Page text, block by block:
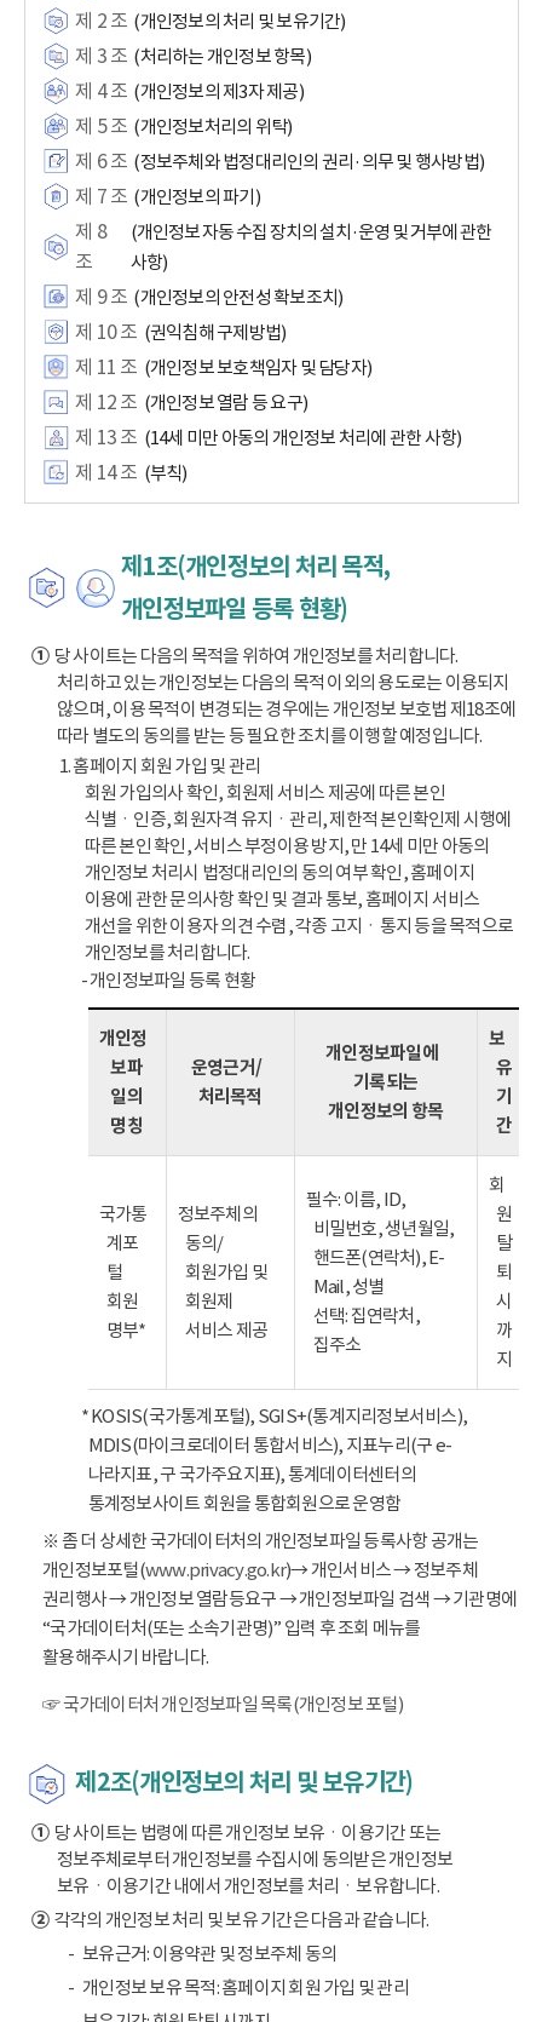
제 2 조 (개인정보의 처리 및 보유기간)
제 3 조 (처리하는 개인정보 항목)
제 4 조 (개인정보의 제3자 제공)
제 5 조 (개인정보처리의 위탁)
제 6 조 (정보주체와 법정대리인의 권리·의무 및 행사방법)
제 7 조 (개인정보의 파기)
제 8
조
(개인정보 자동 수집 장치의 설치·운영 및 거부에 관한
사항)
제 9 조 (개인정보의 안전성 확보조치)
제 10 조 (권익침해 구제방법)
제 11 조 (개인정보 보호책임자 및 담당자)
제 12 조 (개인정보 열람 등 요구)
제 13 조 (14세 미만 아동의 개인정보 처리에 관한 사항)
제 14 조 (부칙)
제1조(개인정보의 처리 목적,
개인정보파일 등록 현황)
①당 사이트는 다음의 목적을 위하여 개인정보를 처리합니다.
처리하고 있는 개인정보는 다음의 목적 이외의 용도로는 이용되지
않으며, 이용 목적이 변경되는 경우에는 개인정보 보호법 제18조에
따라 별도의 동의를 받는 등 필요한 조치를 이행할 예정입니다.
1. 홈페이지 회원 가입 및 관리
회원 가입의사 확인, 회원제 서비스 제공에 따른 본인
식별ㆍ인증, 회원자격 유지ㆍ관리, 제한적 본인확인제 시행에
따른 본인 확인, 서비스 부정이용 방지, 만 14세 미만 아동의
개인정보 처리시 법정대리인의 동의 여부 확인, 홈페이지
이용에 관한 문의사항 확인 및 결과 통보, 홈페이지 서비스
개선을 위한 이용자 의견 수렴, 각종 고지ㆍ통지 등을 목적으로
개인정보를 처리합니다.
- 개인정보파일 등록 현황
개인정
보파
일의
명칭
운영근거/
처리목적
개인정보파일에
기록되는
개인정보의 항목
보
유
기
간
국가통
계포
털
회원
명부*
정보주체의
동의/
회원가입 및
회원제
서비스 제공
필수: 이름, ID,
비밀번호, 생년월일,
핸드폰(연락처), E-
Mail, 성별
선택: 집연락처,
집주소
회
원
탈
퇴
시
까
지
* KOSIS(국가통계포털), SGIS+(통계지리정보서비스),
MDIS(마이크로데이터 통합서비스), 지표누리(구 e-
나라지표, 구 국가주요지표), 통계데이터센터의
통계정보사이트 회원을 통합회원으로 운영함
※ 좀 더 상세한 국가데이터처의 개인정보파일 등록사항 공개는
개인정보포털(www.privacy.go.kr)→ 개인서비스 → 정보주체
권리행사 → 개인정보 열람등요구 → 개인정보파일 검색 → 기관명에
“국가데이터처(또는 소속기관명)” 입력 후 조회 메뉴를
활용해주시기 바랍니다.
☞ 국가데이터처 개인정보파일 목록(개인정보 포털)
제2조(개인정보의 처리 및 보유기간)
①당 사이트는 법령에 따른 개인정보 보유ㆍ이용기간 또는
정보주체로부터 개인정보를 수집시에 동의받은 개인정보
보유ㆍ이용기간 내에서 개인정보를 처리ㆍ보유합니다.
②각각의 개인정보 처리 및 보유 기간은 다음과 같습니다.
보유근거: 이용약관 및 정보주체 동의
개인정보 보유 목적: 홈페이지 회원 가입 및 관리